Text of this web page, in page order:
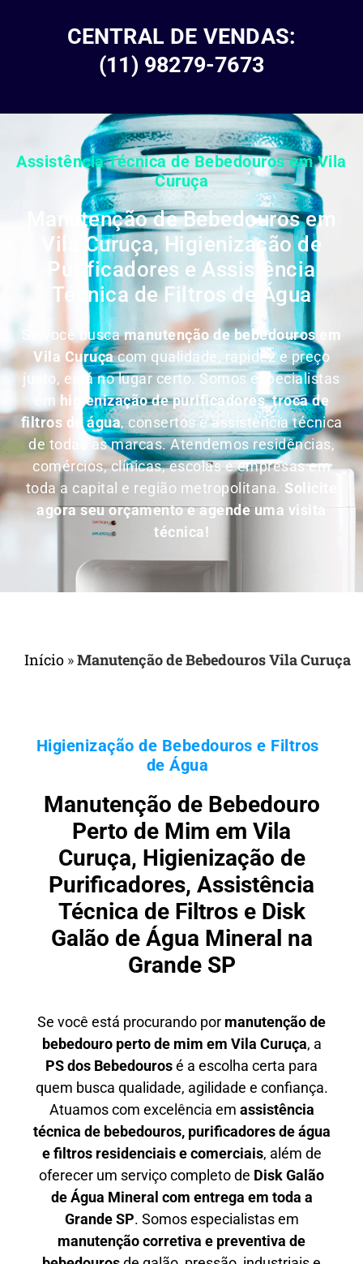
CENTRAL DE VENDAS:
(11) 98279-7673
Assistência Técnica de Bebedouros em Vila
Curuça
Manutenção de Bebedouros em
Vila Curuça, Higienização de
Purificadores e Assistência
Técnica de Filtros de Água
Se você buscamanutenção de bebedouros em
Vila Curuçacom qualidade, rapidez e preço
justo, está no lugar certo. Somos especialistas
em higienização de purificadores,troca de
filtros de água, consertos e assistência técnica
de todas as marcas. Atendemos residências,
comércios, clínicas, escolas e empresas em
toda a capital e região metropolitana. Solicite
agora seu orçamento e agende uma visita
técnica!
Início »Manutenção de Bebedouros Vila Curuça
Higienização de Bebedouros e Filtros
de Água
Manutenção de Bebedouro
Perto de Mim em Vila
Curuça, Higienização de
Purificadores, Assistência
Técnica de Filtros e Disk
Galão de Água Mineral na
Grande SP
Se você está procurando por manutenção de
bebedouro perto de mim em Vila Curuça, a
PS dos Bebedourosé a escolha certa para
quem busca qualidade, agilidade e confiança.
Atuamos com excelência em assistência
técnica de bebedouros, purificadores de água
e filtros residenciais e comerciais, além de
oferecer um serviço completo de Disk Galão
de Água Mineral com entrega em toda a
Grande SP. Somos especialistas em
manutenção corretiva e preventiva de